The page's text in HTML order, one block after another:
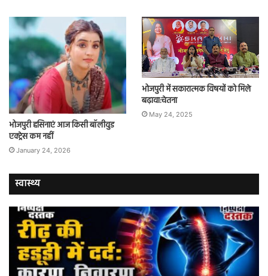
भोजपुरी हसिनाएं आज किसी बॉलीवुड
एक्ट्रेस कम नहीं
January 24, 2026
भोजपुरी में सकारात्मक विषयों को मिले
बढ़ावा:चेतना
May 24, 2025
स्वास्थ्य